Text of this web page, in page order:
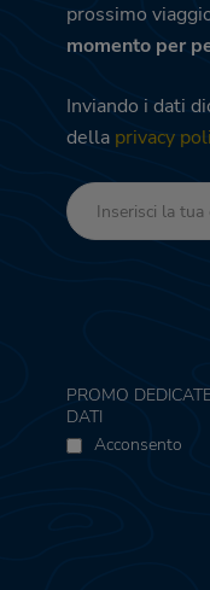
prossimo
momento per
Inviando i dati
della privacy
PROMO
DATI
Acconsento